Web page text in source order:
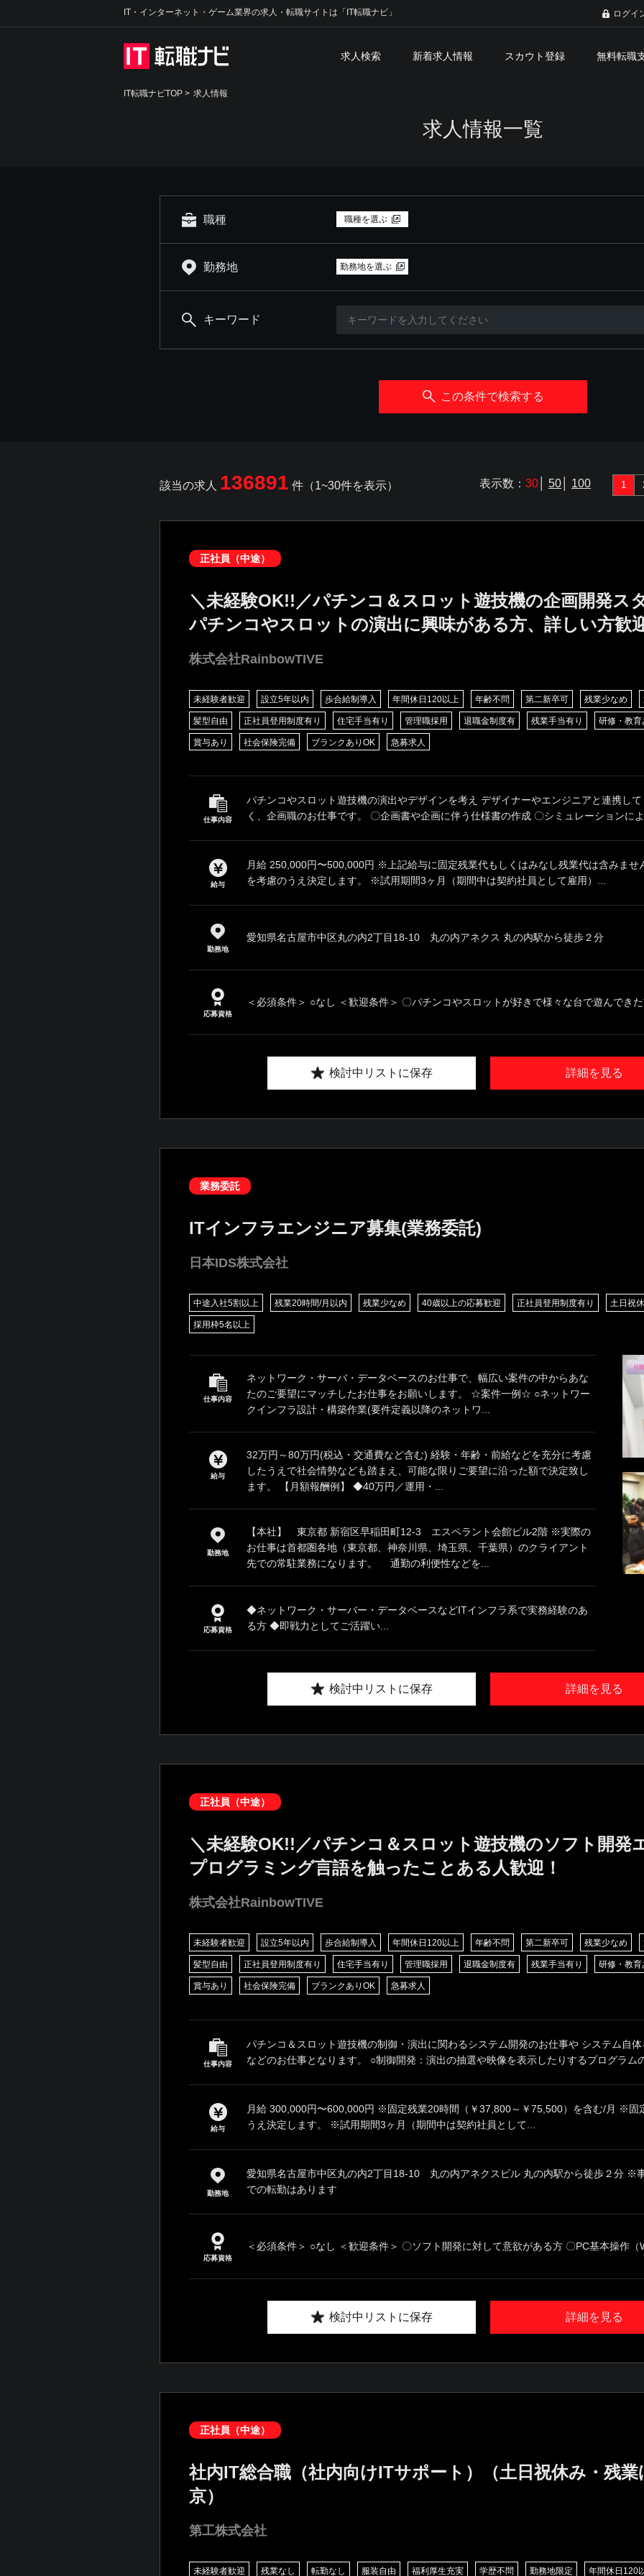
IT・インターネット・ゲーム業界の求人・転職サイトは「IT転職ナビ」 ログイ
求人検索 新着求人情報 スカウト登録 無料転職
IT転職ナビTOP > 求人情報
求人情報一覧
職種 職種を選ぶ
勤務地 勤務地を選ぶ
キーワード
この条件で検索する
該当の求人 136891 件（1~30件を表示） 表示数： 30 50 100 1
正社員（中途）
＼未経験OK!!／パチンコ＆スロット遊技機の企画開発ス
パチンコやスロットの演出に興味がある方、詳しい方歓
株式会社RainbowTIVE
未経験者歓迎 設立5年以内 歩合給制導入 年間休日120以上 年齢不問 第二新卒可 残業少なめ
髪型自由 正社員登用制度有り 住宅手当有り 管理職採用 退職金制度有 残業手当有り 研修・教育
賞与あり 社会保険完備 ブランクありOK 急募求人
仕事内容
パチンコやスロット遊技機の演出やデザインを考え デザイナーやエンジニアと連携し
く、企画職のお仕事です。 〇企画書や企画に伴う仕様書の作成 〇シミュレーションに
給与
月給 250,000円〜500,000円 ※上記給与に固定残業代もしくはみなし残業代は含みま
を考慮のうえ決定します。 ※試用期間3ヶ月（期間中は契約社員として雇用）...
勤務地
愛知県名古屋市中区丸の内2丁目18-10 丸の内アネクス 丸の内駅から徒歩２分
応募資格
＜必須条件＞ ○なし ＜歓迎条件＞ 〇パチンコやスロットが好きで様々な台で遊んでき
詳細を見る
検討中リストに保存
業務委託
ITインフラエンジニア募集(業務委託)
日本IDS株式会社
中途入社5割以上 残業20時間/月以内 残業少なめ 40歳以上の応募歓迎 正社員登用制度有り 土日祝
採用枠5名以上
仕事内容
ネットワーク・サーバ・データベースのお仕事で、幅広い案件の中からあな
たのご要望にマッチしたお仕事をお願いします。 ☆案件一例☆ ○ネットワー
クインフラ設計・構築作業(要件定義以降のネットワ...
給与
32万円～80万円(税込・交通費など含む) 経験・年齢・前給などを充分に考慮
したうえで社会情勢なども踏まえ、可能な限りご要望に沿った額で決定致し
ます。 【月額報酬例】 ◆40万円／運用・...
勤務地
【本社】 東京都 新宿区早稲田町12-3 エスペラント会館ビル2階 ※実際の
お仕事は首都圏各地（東京都、神奈川県、埼玉県、千葉県）のクライアント
先での常駐業務になります。 通勤の利便性などを...
応募資格
◆ネットワーク・サーバー・データベースなどITインフラ系で実務経験のあ
る方 ◆即戦力としてご活躍い...
詳細を見る
検討中リストに保存
正社員（中途）
＼未経験OK!!／パチンコ＆スロット遊技機のソフト開発
プログラミング言語を触ったことある人歓迎！
株式会社RainbowTIVE
未経験者歓迎 設立5年以内 歩合給制導入 年間休日120以上 年齢不問 第二新卒可 残業少なめ
髪型自由 正社員登用制度有り 住宅手当有り 管理職採用 退職金制度有 残業手当有り 研修・教育
賞与あり 社会保険完備 ブランクありOK 急募求人
仕事内容
パチンコ＆スロット遊技機の制御・演出に関わるシステム開発のお仕事や システム自
などのお仕事となります。 ○制御開発：演出の抽選や映像を表示したりするプログラム
給与
月給 300,000円〜600,000円 ※固定残業20時間（￥37,800～￥75,500）を含む/月 ※固
うえ決定します。 ※試用期間3ヶ月（期間中は契約社員として...
勤務地
愛知県名古屋市中区丸の内2丁目18-10 丸の内アネクスビル 丸の内駅から徒歩２分 ※
での転勤はあります
応募資格
＜必須条件＞ ○なし ＜歓迎条件＞ 〇ソフト開発に対して意欲がある方 〇PC基本操作（
詳細を見る
検討中リストに保存
正社員（中途）
社内IT総合職（社内向けITサポート）（土日祝休み・残
京）
第工株式会社
未経験者歓迎 残業なし 転勤なし 服装自由 福利厚生充実 学歴不問 勤務地限定 年間休日120